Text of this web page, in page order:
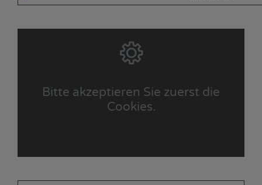
Bitte akzeptieren Sie zuerst die
Cookies.